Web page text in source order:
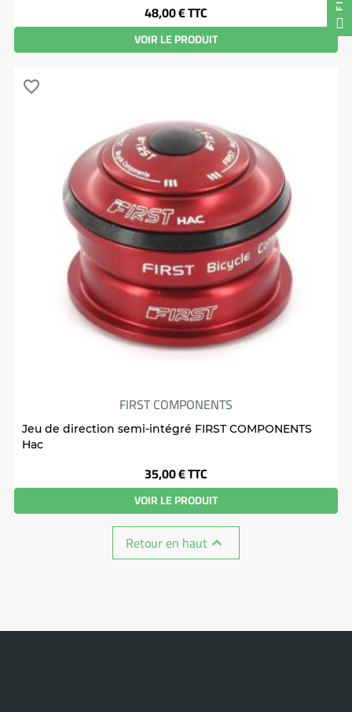
Prix
48,00 €TTC
VOIR LE PRODUIT
FIRST COMPONENTS
Jeu de direction semi-intégré FIRST COMPONENTS
Hac
Prix
35,00 €TTC
VOIR LE PRODUIT
favorite_border
Retour en haut 